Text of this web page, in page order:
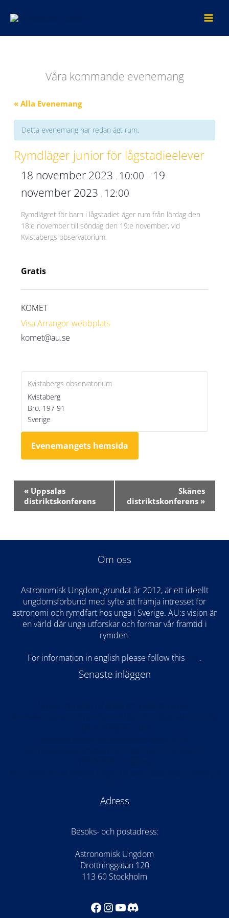
Våra kommande evenemang
« Alla Evenemang
Detta evenemang har redan ägt rum.
Rymdläger junior för lågstadieelever
18 november 2023 , 10:00 – 19
november 2023 , 12:00
Rymdlägret för barn i lågstadiet äger rum från lördag den
18:e november till söndag den 19:e november, vid
Kvistabergs observatorium.
Gratis
KOMET
Visa Arrangör-webbplats
komet@au.se
Kvistabergs observatorium
Kvistaberg
Bro, 197 91
Sverige
Evenemangets hemsida
navigering
« Uppsalas
distriktskonferens
Skånes
distriktskonferens »
Om oss
Astronomisk Ungdom, grundat år 2012, är ett ideellt
ungdomsförbund med syfte att främja intresset för
astronomi och rymdfart hos unga i Sverige. AU:s vision är
en värld där unga utforskar och formar vår framtid i
rymden.
For information in english please follow this
.
Senaste inläggen
Adress
Besöks- och postadress:
Astronomisk Ungdom
Drottninggatan 120
113 60 Stockholm
Facebook
Instagram
YouTube
Discord